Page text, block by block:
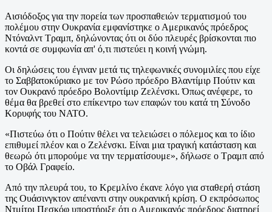
Αισιόδοξος για την πορεία των προσπαθειών τερματισμού του
πολέμου στην Ουκρανία εμφανίστηκε ο Αμερικανός πρόεδρος
Ντόναλντ Τραμπ, δηλώνοντας ότι οι δύο πλευρές βρίσκονται πιο
κοντά σε συμφωνία απ' ό,τι πιστεύει η κοινή γνώμη.
Οι δηλώσεις του έγιναν μετά τις τηλεφωνικές συνομιλίες που είχε
το Σαββατοκύριακο με τον Ρώσο πρόεδρο Βλαντίμιρ Πούτιν και
τον Ουκρανό πρόεδρο Βολοντίμιρ Ζελένσκι. Όπως ανέφερε, το
θέμα θα βρεθεί στο επίκεντρο των επαφών του κατά τη Σύνοδο
Κορυφής του ΝΑΤΟ.
«Πιστεύω ότι ο Πούτιν θέλει να τελειώσει ο πόλεμος και το ίδιο
επιθυμεί πλέον και ο Ζελένσκι. Είναι μια τραγική κατάσταση και
θεωρώ ότι μπορούμε να την τερματίσουμε», δήλωσε ο Τραμπ από
το Οβάλ Γραφείο.
Από την πλευρά του, το Κρεμλίνο έκανε λόγο για σταθερή στάση
της Ουάσινγκτον απέναντι στην ουκρανική κρίση. Ο εκπρόσωπος
Ντμίτρι Πεσκόφ υποστήριξε ότι ο Αμερικανός πρόεδρος διατηρεί